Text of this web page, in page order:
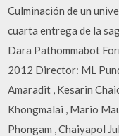
Culminación de un
cuarta entrega de la
Dara Pathommabot
2012 Director: ML
Amaradit , Kesarin
Khongmalai , Mario
Phongam , Chaiyapol